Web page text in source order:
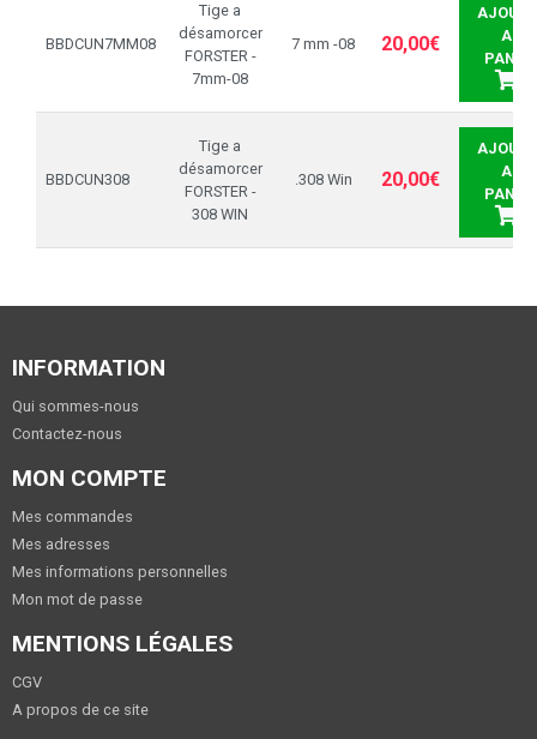
BBDCUN7MM08
Tige a
désamorcer
FORSTER -
7mm-08
7 mm -08 20,00€
AU
PANIER
BBDCUN308
Tige a
désamorcer
FORSTER -
308 WIN
.308 Win 20,00€
AU
PANIER
INFORMATION
Qui sommes-nous
Contactez-nous
MON COMPTE
Mes commandes
Mes adresses
Mes informations personnelles
Mon mot de passe
MENTIONS LÉGALES
CGV
A propos de ce site